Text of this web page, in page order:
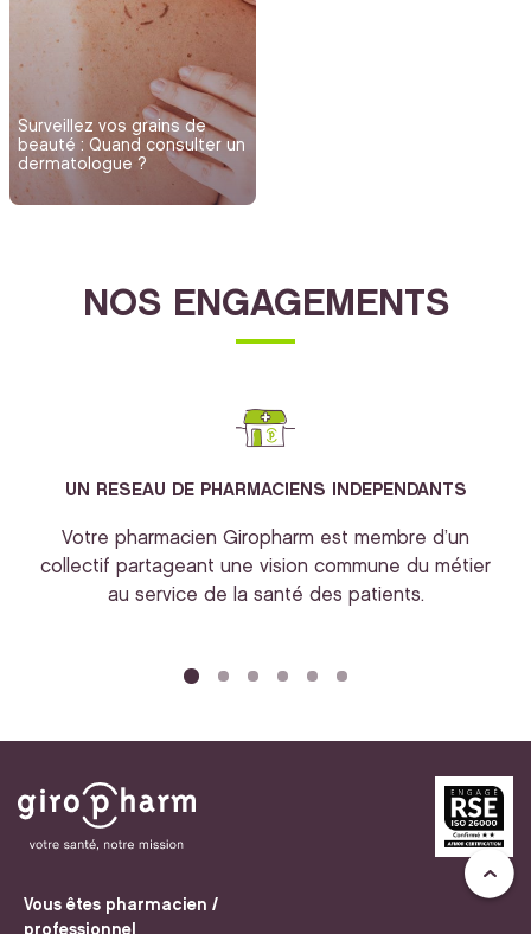
Surveillez vos grains de
beauté : Quand consulter un
dermatologue ?
NOS ENGAGEMENTS
UN RESEAU DE PHARMACIENS INDEPENDANTS
Votre pharmacien Giropharm est membre d’un
collectif partageant une vision commune du métier
au service de la santé des patients.
Vous êtes pharmacien /
professionnel